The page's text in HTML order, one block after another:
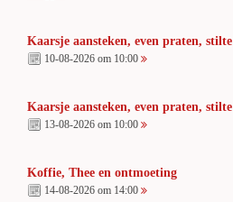
Kaarsje aansteken, even praten, stilte
10-08-2026 om 10:00
Kaarsje aansteken, even praten, stilte
13-08-2026 om 10:00
Koffie, Thee en ontmoeting
14-08-2026 om 14:00